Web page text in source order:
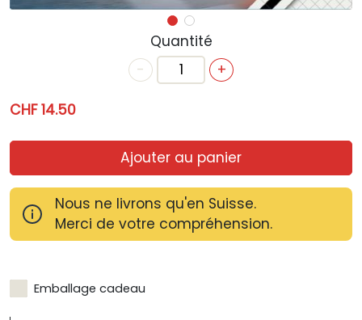
Quantité
-
+
CHF 14.50
Ajouter au panier
Nous ne livrons qu'en Suisse.
Merci de votre compréhension.
Emballage cadeau